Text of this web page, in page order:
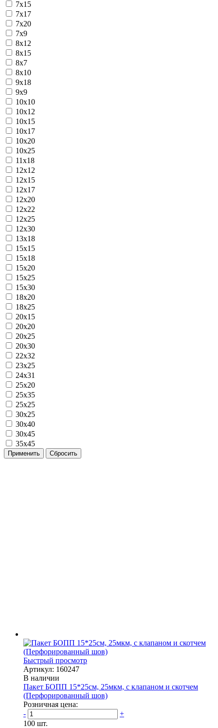
7x15
7x17
7x20
7x9
8x12
8x15
8x7
8х10
9x18
9x9
10x10
10x12
10x15
10x17
10x20
10x25
11x18
12x12
12x15
12x17
12x20
12x22
12x25
12x30
13x18
15x15
15x18
15x20
15x25
15x30
18x20
18x25
20x15
20x20
20x25
20x30
22x32
23x25
24x31
25x20
25x35
25х25
30x25
30x40
30x45
35x45
Применить Сбросить
Быстрый просмотр
Артикул: 160247
В наличии
Пакет БОПП 15*25см, 25мкм, с клапаном и скотчем
(Перфорированный шов)
Розничная цена:
-
+
100 шт.